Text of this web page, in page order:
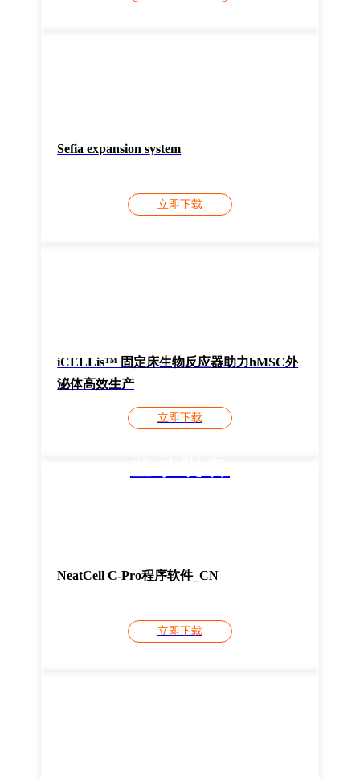
Sefia expansion system
立即下载
iCELLis™ 固定床生物反应器助力hMSC外
泌体高效生产
立即下载
NeatCell C-Pro程序软件_CN
立即下载